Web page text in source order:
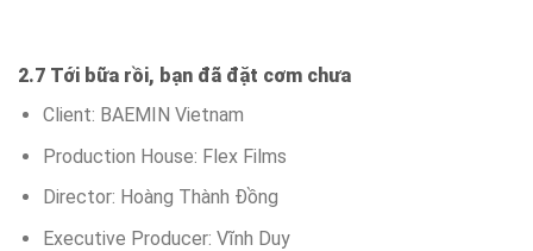
2.7 Tới bữa rồi, bạn đã đặt cơm chưa
Client: BAEMIN Vietnam
Production House: Flex Films
Director: Hoàng Thành Đồng
Executive Producer: Vĩnh Duy